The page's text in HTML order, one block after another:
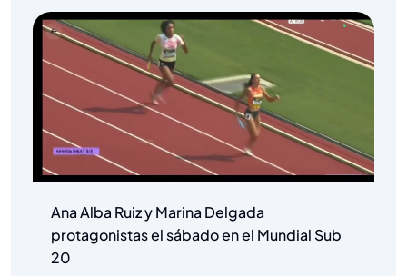
Ana Alba Ruiz y Marina Delgada
protagonistas el sábado en el Mundial Sub
20